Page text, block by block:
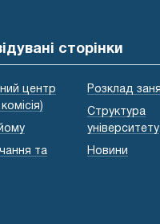
сторінки
центр
та
Розклад
Структура
університету
Новини